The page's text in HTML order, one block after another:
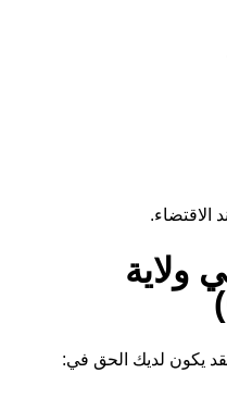
الاقتضاء.
ولاية
فقد يكون لديك الحق في: